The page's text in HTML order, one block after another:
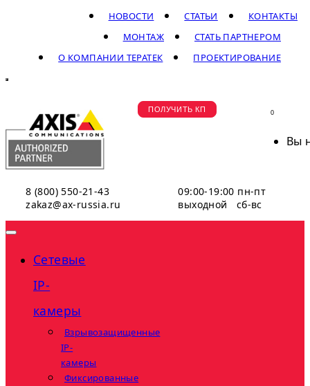
КОНТАКТЫ
СТАТЬИ
НОВОСТИ
СТАТЬ ПАРТНЕРОМ
МОНТАЖ
ПРОЕКТИРОВАНИЕ
О КОМПАНИИ ТЕРАТЕК
8 (800) 550-21-43
zakaz@ax-russia.ru
09:00-19:00 пн-пт
выходной сб-вс
ПОЛУЧИТЬ КП 0
Вы
Сетевые
IP-
камеры
Взрывозащищенные
IP-
камеры
Фиксированные